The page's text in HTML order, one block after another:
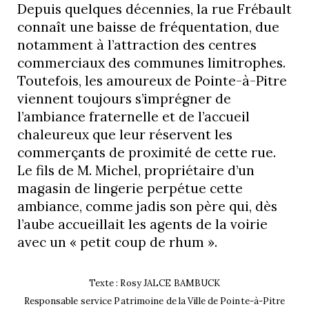
Depuis quelques décennies, la rue Frébault
connaît une baisse de fréquentation, due
notamment à l’attraction des centres
commerciaux des communes limitrophes.
Toutefois, les amoureux de Pointe-à-Pitre
viennent toujours s’imprégner de
l’ambiance fraternelle et de l’accueil
chaleureux que leur réservent les
commerçants de proximité de cette rue.
Le fils de M. Michel, propriétaire d’un
magasin de lingerie perpétue cette
ambiance, comme jadis son père qui, dès
l’aube accueillait les agents de la voirie
avec un « petit coup de rhum ».
Texte : Rosy JALCE BAMBUCK
Responsable service Patrimoine de la Ville de Pointe-à-Pitre